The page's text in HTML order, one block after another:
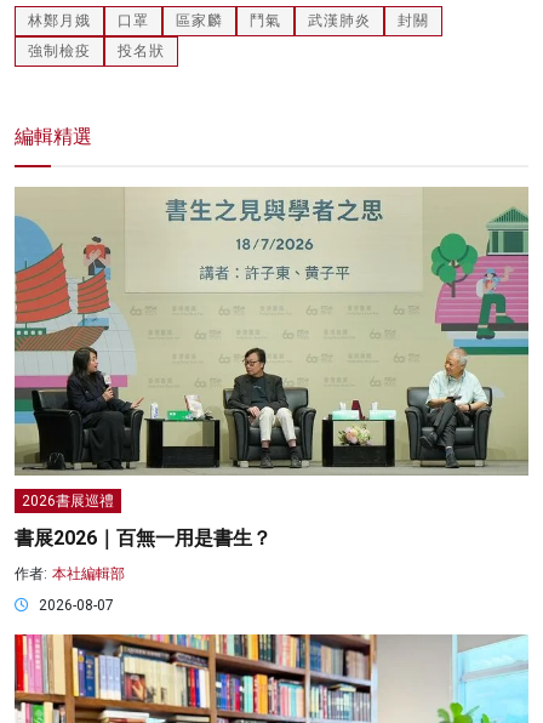
林鄭月娥 口罩 區家麟 鬥氣 武漢肺炎
封關
強制檢疫
投名狀
編輯精選
2026書展巡禮
書展2026｜百無一用是書生？
作者: 本社編輯部
2026-08-07